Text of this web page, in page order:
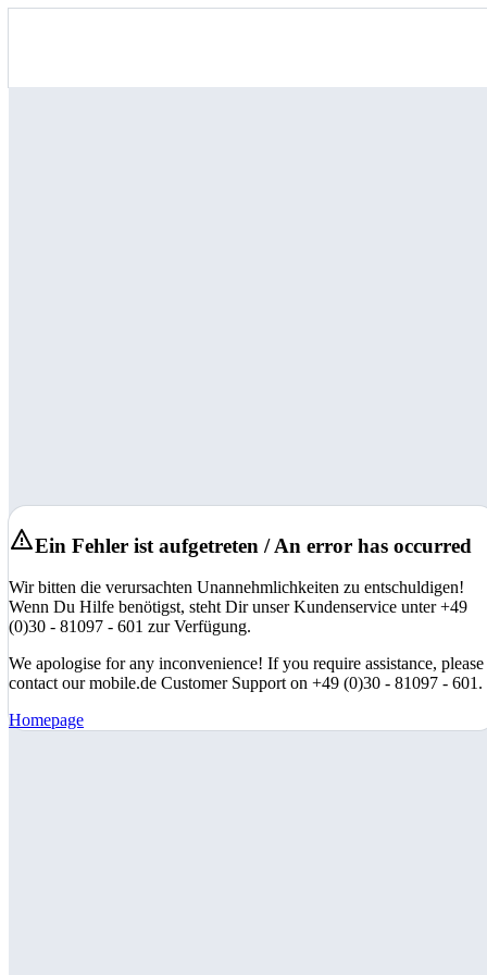
Ein Fehler ist aufgetreten / An error has occurred
Wir bitten die verursachten Unannehmlichkeiten zu entschuldigen!
Wenn Du Hilfe benötigst, steht Dir unser Kundenservice unter +49
(0)30 - 81097 - 601 zur Verfügung.
We apologise for any inconvenience! If you require assistance, please
contact our mobile.de Customer Support on +49 (0)30 - 81097 - 601.
Homepage